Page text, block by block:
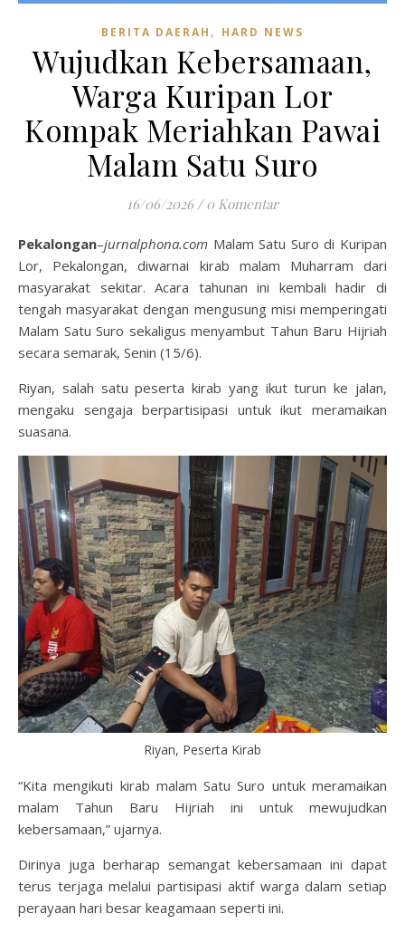
BERITA DAERAH , HARD NEWS
Wujudkan Kebersamaan,
Warga Kuripan Lor
Kompak Meriahkan Pawai
Malam Satu Suro
16/06/2026 / 0 Komentar
Pekalongan–jurnalphona.com Malam Satu Suro di Kuripan
Lor, Pekalongan, diwarnai kirab malam Muharram dari
masyarakat sekitar. Acara tahunan ini kembali hadir di
tengah masyarakat dengan mengusung misi memperingati
Malam Satu Suro sekaligus menyambut Tahun Baru Hijriah
secara semarak, Senin (15/6).
Riyan, salah satu peserta kirab yang ikut turun ke jalan,
mengaku sengaja berpartisipasi untuk ikut meramaikan
suasana.
Riyan, Peserta Kirab
“Kita mengikuti kirab malam Satu Suro untuk meramaikan
malam Tahun Baru Hijriah ini untuk mewujudkan
kebersamaan,” ujarnya.
Dirinya juga berharap semangat kebersamaan ini dapat
terus terjaga melalui partisipasi aktif warga dalam setiap
perayaan hari besar keagamaan seperti ini.